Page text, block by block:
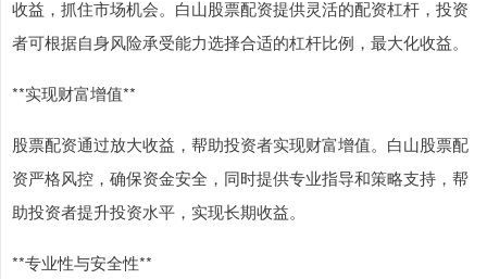
收益，抓住市场机会。白山股票配资提供灵活的配资杠杆，投资
者可根据自身风险承受能力选择合适的杠杆比例，最大化收益。
**实现财富增值**
股票配资通过放大收益，帮助投资者实现财富增值。白山股票配
资严格风控，确保资金安全，同时提供专业指导和策略支持，帮
助投资者提升投资水平，实现长期收益。
**专业性与安全性**